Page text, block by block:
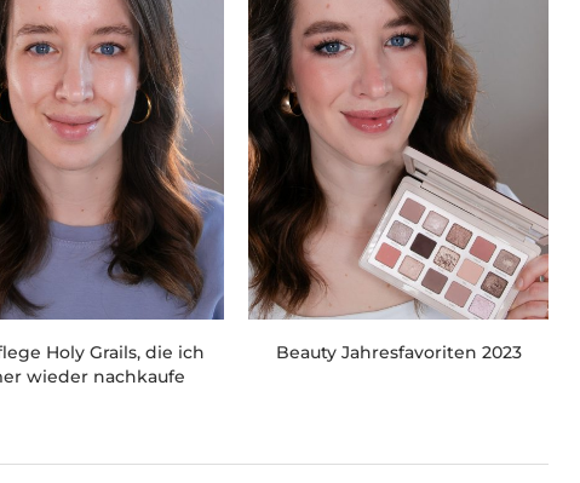
Holy Grails, die ich
wieder nachkaufe
Beauty Jahresfavoriten 2023